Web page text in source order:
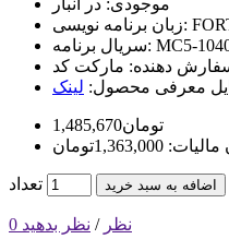
موجودی: در انبار
زبان برنامه نویسی:
سریال برنامه: MC5-
دهنده: مارکت کد
معرفی محصول: لینک
1,485,670تومان
تعداد اضافه به سبد خرید
0 نظر / نظر بدهید